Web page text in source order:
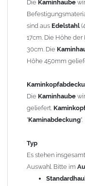
allgemeine
Ab einer
Kaminstützen
Bei der
angefertigt.
DieKaminhaube
für 4 Stützen =
145,39 EUR)
Ihrem zuständigen
Hinweis: Für
Die Kaminhaube
sind aus Edelstahl
17cm. Die Höhe
30cm. Die
Höhe 450mm
Die Kaminhaube
geliefert.
"Kaminabdeckung".
Typ
Es stehen
Auswahl. Bitte im